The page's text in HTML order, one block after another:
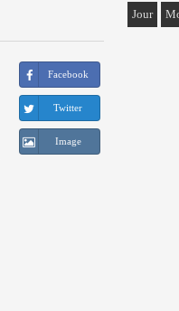
Facebook
Twitter
Image
Jour